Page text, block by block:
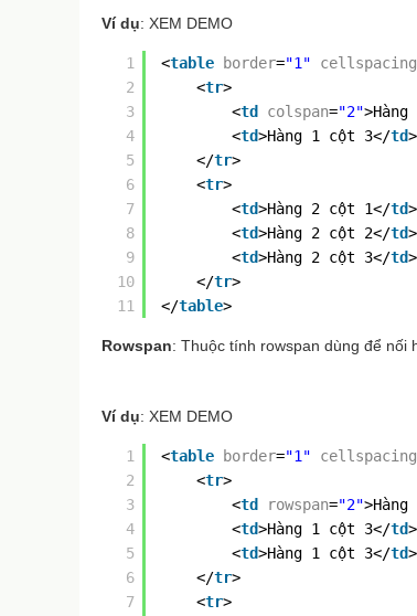
Ví dụ: XEM DEMO
1
2
3
4
5
6
7
8
9
10
11
<table border="1" cellspacing
<tr>
<td colspan="2"
<td>Hàng 1 cột 3</td>
</tr>
<tr>
<td>Hàng 2 cột 1</td>
<td>Hàng 2 cột 2</td>
<td>Hàng 2 cột 3</td>
</tr>
</table>
Rowspan: Thuộc tính rowspan dùng để nối
Ví dụ: XEM DEMO
1
2
3
4
5
6
7
<table border="1" cellspacing
<tr>
<td rowspan="2"
<td>Hàng 1 cột 3</td>
<td>Hàng 1 cột 3</td>
</tr>
<tr>